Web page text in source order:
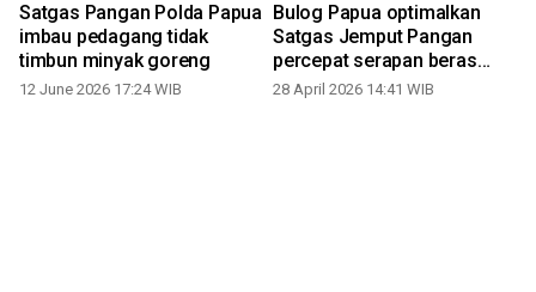
Satgas Pangan Polda Papua
imbau pedagang tidak
timbun minyak goreng
12 June 2026 17:24 WIB
Bulog Papua optimalkan
Satgas Jemput Pangan
percepat serapan beras
Merauke
28 April 2026 14:41 WIB